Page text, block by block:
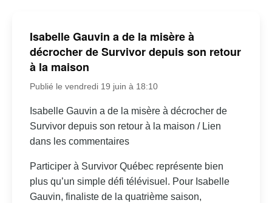
Isabelle Gauvin a de la misère à
décrocher de Survivor depuis son retour
à la maison
Publié le vendredi 19 juin à 18:10
Isabelle Gauvin a de la misère à décrocher de
Survivor depuis son retour à la maison / Lien
dans les commentaires
Participer à Survivor Québec représente bien
plus qu’un simple défi télévisuel. Pour Isabelle
Gauvin, finaliste de la quatrième saison,